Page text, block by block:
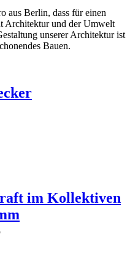
aus Berlin, dass für einen
Architektur und der Umwelt
unserer Architektur ist
Bauen.
im Kollektiven